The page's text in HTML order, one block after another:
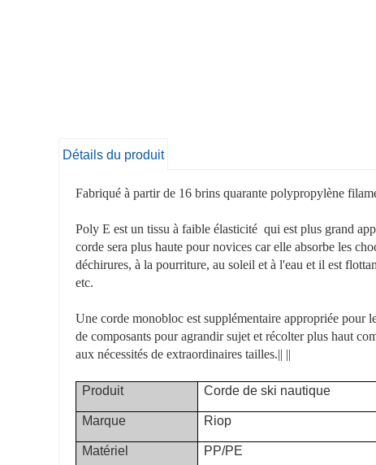
Détails du produit
Fabriqué à partir de 16 brins quarante polypropylène
Poly E est un tissu à faible élasticité qui est plus grand
corde sera plus haute pour novices car elle absorbe les
déchirures, à la pourriture, au soleil et à l'eau et il est
etc.
Une corde monobloc est supplémentaire appropriée pour
de composants pour agrandir sujet et récolter plus haut
aux nécessités de extraordinaires tailles.|| ||
Produit Corde de ski nautique
Marque Riop
Matériel PP/PE